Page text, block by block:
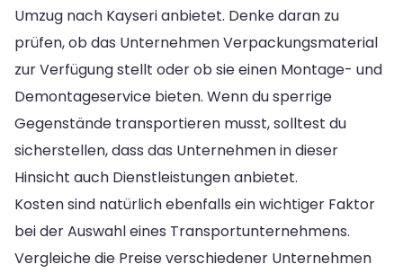
Umzug nach Kayseri anbietet. Denke daran zu
prüfen, ob das Unternehmen Verpackungsmaterial
zur Verfügung stellt oder ob sie einen Montage- und
Demontageservice bieten. Wenn du sperrige
Gegenstände transportieren musst, solltest du
sicherstellen, dass das Unternehmen in dieser
Hinsicht auch Dienstleistungen anbietet.
Kosten sind natürlich ebenfalls ein wichtiger Faktor
bei der Auswahl eines Transportunternehmens.
Vergleiche die Preise verschiedener Unternehmen